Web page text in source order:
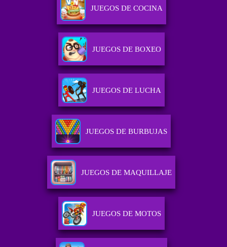
JUEGOS DE COCINA
JUEGOS DE BOXEO
JUEGOS DE LUCHA
JUEGOS DE BURBUJAS
JUEGOS DE MAQUILLAJE
JUEGOS DE MOTOS